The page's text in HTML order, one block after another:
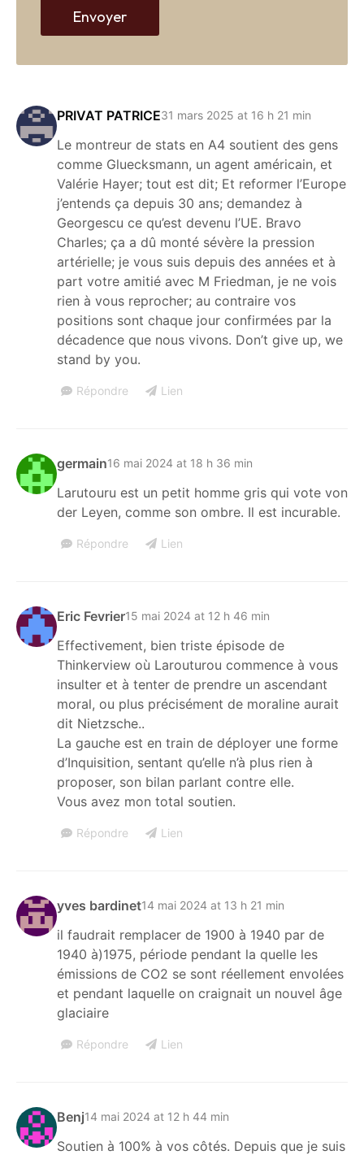
PRIVAT PATRICE31 mars 2025 at 16 h 21 min
Le montreur de stats en A4 soutient des gens
comme Gluecksmann, un agent américain, et
Valérie Hayer; tout est dit; Et reformer l’Europe
j’entends ça depuis 30 ans; demandez à
Georgescu ce qu’est devenu l’UE. Bravo
Charles; ça a dû monté sévère la pression
artérielle; je vous suis depuis des années et à
part votre amitié avec M Friedman, je ne vois
rien à vous reprocher; au contraire vos
positions sont chaque jour confirmées par la
décadence que nous vivons. Don’t give up, we
stand by you.
Répondre Lien
germain16 mai 2024 at 18 h 36 min
Larutouru est un petit homme gris qui vote von
der Leyen, comme son ombre. Il est incurable.
Répondre Lien
Eric Fevrier15 mai 2024 at 12 h 46 min
Effectivement, bien triste épisode de
Thinkerview où Larouturou commence à vous
insulter et à tenter de prendre un ascendant
moral, ou plus précisément de moraline aurait
dit Nietzsche..
La gauche est en train de déployer une forme
d’Inquisition, sentant qu’elle n’à plus rien à
proposer, son bilan parlant contre elle.
Vous avez mon total soutien.
Répondre Lien
yves bardinet14 mai 2024 at 13 h 21 min
il faudrait remplacer de 1900 à 1940 par de
1940 à)1975, période pendant la quelle les
émissions de CO2 se sont réellement envolées
et pendant laquelle on craignait un nouvel âge
glaciaire
Répondre Lien
Benj14 mai 2024 at 12 h 44 min
Soutien à 100% à vos côtés. Depuis que je suis
Envoyer